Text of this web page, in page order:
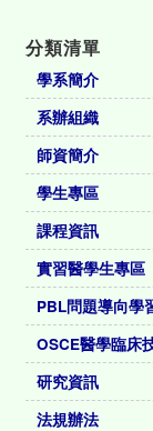
分類清單
學系簡介
系辦組織
師資簡介
學生專區
課程資訊
實習醫學生專區
PBL問題導向學
OSCE醫學臨床
研究資訊
法規辦法